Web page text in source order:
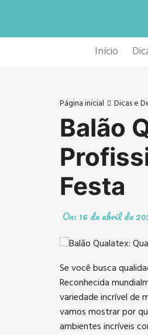
o
Início
Página inicial Dicas e
Balão
Festa
On: 16 de abril de
Se você busca
Reconhecida
variedade incrível de
vamos mostrar por
ambientes incríveis